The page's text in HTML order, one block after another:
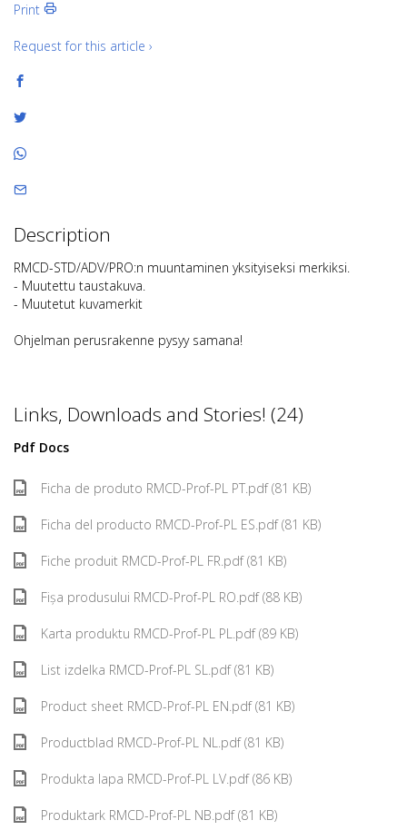
Print
Request for this article ›
Description
RMCD-STD/ADV/PRO:n muuntaminen yksityiseksi merkiksi.
- Muutettu taustakuva.
- Muutetut kuvamerkit
Ohjelman perusrakenne pysyy samana!
Links, Downloads and Stories! (24)
Pdf Docs
Ficha de produto RMCD-Prof-PL PT.pdf (81 KB)
Ficha del producto RMCD-Prof-PL ES.pdf (81 KB)
Fiche produit RMCD-Prof-PL FR.pdf (81 KB)
Fișa produsului RMCD-Prof-PL RO.pdf (88 KB)
Karta produktu RMCD-Prof-PL PL.pdf (89 KB)
List izdelka RMCD-Prof-PL SL.pdf (81 KB)
Product sheet RMCD-Prof-PL EN.pdf (81 KB)
Productblad RMCD-Prof-PL NL.pdf (81 KB)
Produkta lapa RMCD-Prof-PL LV.pdf (86 KB)
Produktark RMCD-Prof-PL NB.pdf (81 KB)